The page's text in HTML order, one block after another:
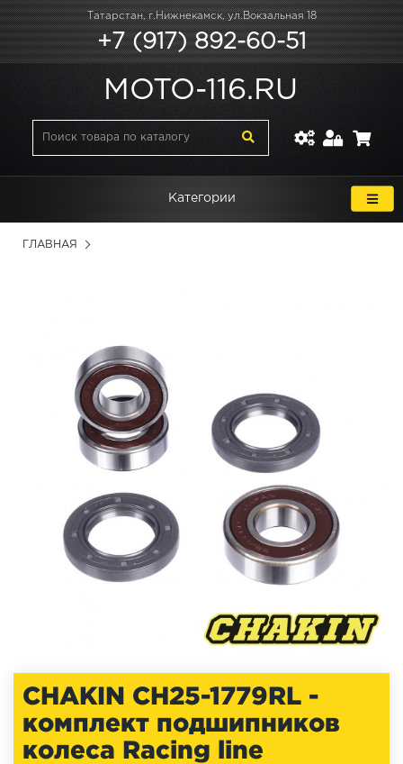
Татарстан, г.Нижнекамск, ул.Вокзальная 18
+7 (917) 892-60-51
MOTO-116.RU
Категории
ГЛАВНАЯ
CHAKIN CH25-1779RL -
комплект подшипников
колеса Racing line